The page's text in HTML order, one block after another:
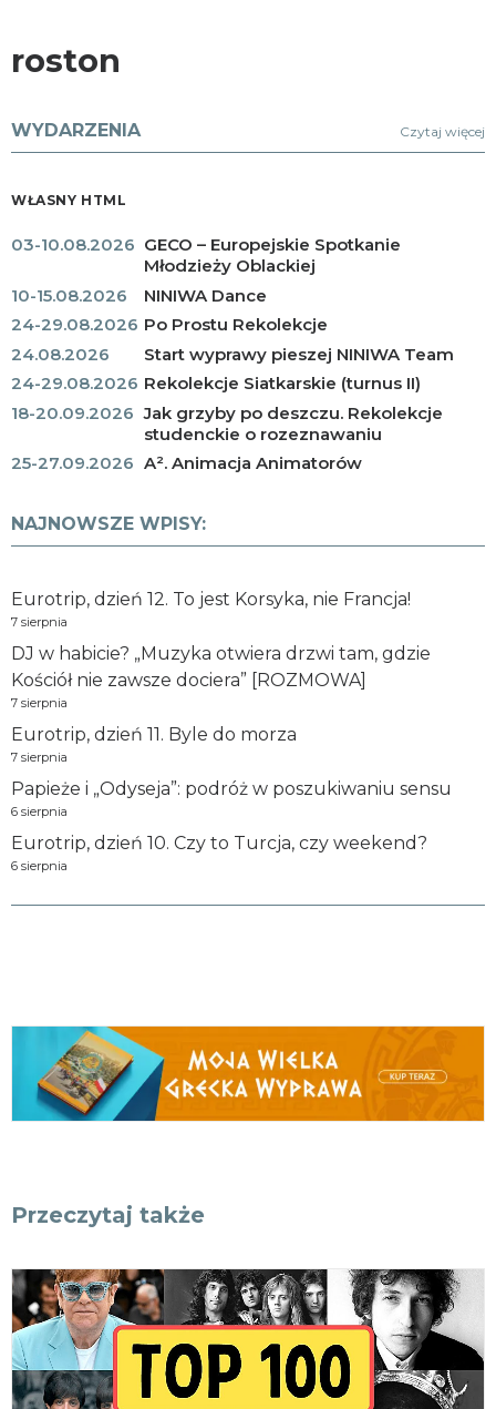
roston
WYDARZENIA Czytaj więcej
WŁASNY HTML
03-10.08.2026 GECO – Europejskie Spotkanie
Młodzieży Oblackiej
10-15.08.2026
NINIWA Dance
24-29.08.2026 Po Prostu Rekolekcje
24.08.2026
Start wyprawy pieszej NINIWA Team
24-29.08.2026 Rekolekcje Siatkarskie (turnus II)
18-20.09.2026 Jak grzyby po deszczu. Rekolekcje
studenckie o rozeznawaniu
25-27.09.2026 A². Animacja Animatorów
NAJNOWSZE WPISY:
Eurotrip, dzień 12. To jest Korsyka, nie Francja!
7 sierpnia
DJ w habicie? „Muzyka otwiera drzwi tam, gdzie
Kościół nie zawsze dociera” [ROZMOWA]
7 sierpnia
Eurotrip, dzień 11. Byle do morza
7 sierpnia
Papieże i „Odyseja”: podróż w poszukiwaniu sensu
6 sierpnia
Eurotrip, dzień 10. Czy to Turcja, czy weekend?
6 sierpnia
Przeczytaj także